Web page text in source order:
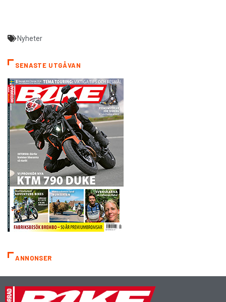
Nyheter
SENASTE UTGÅVAN
ANNONSER